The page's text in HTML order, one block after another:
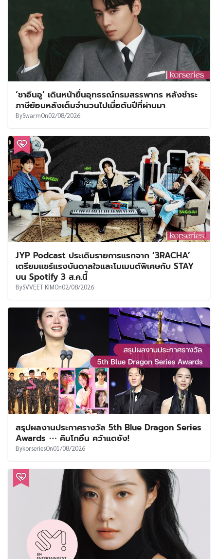
‘ชาอึนอู’ เดินหน้ายื่นอุทธรณ์กรมสรรพากร หลังชำระ
ภาษีย้อนหลังเต็มจำนวนไปเมื่อต้นปีที่ผ่านมา
BySwarmOn02/08/2026
JYP Podcast ประเดิมรายการแรกจาก ‘3RACHA’
เตรียมแชร์แรงบันดาลใจและโมเมนต์พิเศษกับ STAY
บน Spotify 3 ส.ค.นี้
BySVVEET KIMOn02/08/2026
สรุปผลงานประกาศรางวัล 5th Blue Dragon Series
Awards ⋯ คิมโกอึน คว้าแดซัง!
BykorseriesOn01/08/2026